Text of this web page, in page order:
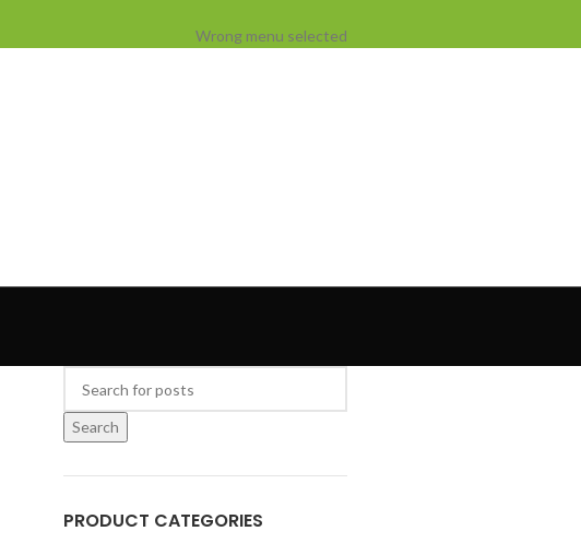
Wrong menu selected
Search
PRODUCT CATEGORIES